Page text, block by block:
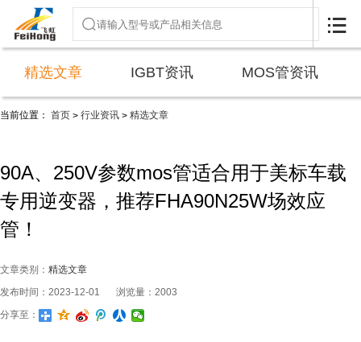

精选文章 IGBT资讯 MOS管资讯
当前位置： 首页 > 行业资讯 > 精选文章
90A、250V参数mos管适合用于美标车载
专用逆变器，推荐FHA90N25W场效应
管！
文章类别： 精选文章
发布时间：2023-12-01
浏览量：2003
分享至：